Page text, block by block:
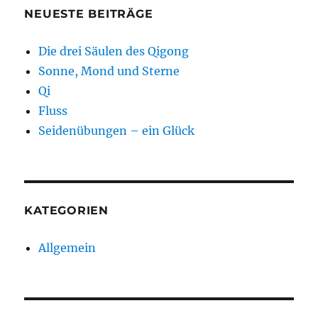
NEUESTE BEITRÄGE
Die drei Säulen des Qigong
Sonne, Mond und Sterne
Qi
Fluss
Seidenübungen – ein Glück
KATEGORIEN
Allgemein